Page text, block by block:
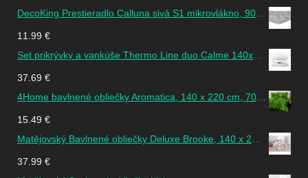
DecoKing Prestieradlo Calluna sivá S1 mikrovlákno, 90 x 200 cm
11.99 €
Set prikrývky a vankúše Thermo Line duo Calme 140x200 cm 70x90cm
37.69 €
4Home bavlnené obliečky Aromatica, 140 x 220 cm, 70 x 90 cm
15.49 €
Matějovský Bavlnené obliečky Deluxe Brooke, 140 x 220 cm, 70 x 90 cm
37.99 €